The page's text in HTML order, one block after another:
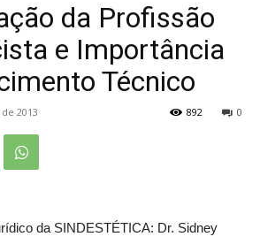
Brasileira
de
da Profissão
e Importância
Técnico
2013 0
892
da SINDESTÉTICA: Dr. Sidney